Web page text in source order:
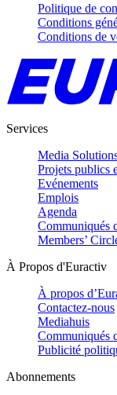
Politique de
Conditions
Conditions de
Services
Media
Projets publics
Evénements
Emplois
Agenda
Communiqués
Members’
À Propos d'Euractiv
À propos
Contactez-nous
Mediahuis
Communiqués
Publicité
Abonnements